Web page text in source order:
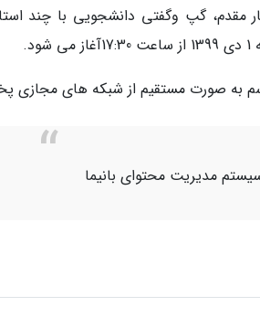
مقدم، گپ وگفتی دانشجویی با چند
به صورت مستقیم از شبکه های
مدیریت محتوای بانیما